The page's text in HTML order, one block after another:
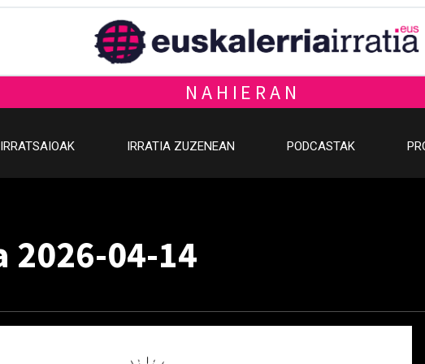
NAHIERAN
IRRATSAIOAK IRRATIA ZUZENEAN PODCASTAK
2026-04-14